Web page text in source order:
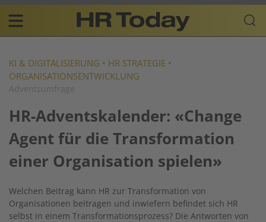
Skip
content
Plattform
für
Resources
navigation
DE
KI & DIGITALISIERUNG • HR STRATEGIE •
ORGANISATIONSENTWICKLUNG
Adventsumfrage
HR-Adventskalender: «Change
Agent für die Transformation
einer Organisation spielen»
Welchen Beitrag kann HR zur Transformation von
Organisationen beitragen und inwiefern befindet sich HR
selbst in einem Transformationsprozess? Die Antworten von